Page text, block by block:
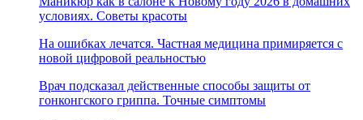
условиях. Советы красоты
На ошибках лечатся. Частная медицина примиряется с
новой цифровой реальностью
Врач подсказал действенные способы защиты от
гонконгского гриппа. Точные симптомы